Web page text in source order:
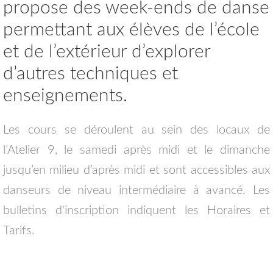
propose des week-ends de danse
permettant aux élèves de l’école
et de l’extérieur d’explorer
d’autres techniques et
enseignements.
Les cours se déroulent au sein des locaux de
l’Atelier 9, le samedi après midi et le dimanche
jusqu’en milieu d’après midi et sont accessibles aux
danseurs de niveau intermédiaire à avancé. Les
bulletins d'inscription indiquent les Horaires et
Tarifs.